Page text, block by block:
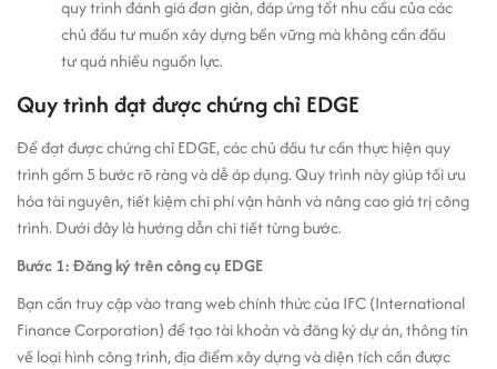
quy trình đánh giá đơn giản, đáp ứng tốt nhu cầu của các
chủ đầu tư muốn xây dựng bền vững mà không cần đầu
tư quá nhiều nguồn lực.
Quy trình đạt được chứng chỉ EDGE
Để đạt được chứng chỉ EDGE, các chủ đầu tư cần thực hiện quy
trình gồm 5 bước rõ ràng và dễ áp dụng. Quy trình này giúp tối ưu
hóa tài nguyên, tiết kiệm chi phí vận hành và nâng cao giá trị công
trình. Dưới đây là hướng dẫn chi tiết từng bước.
Bước 1: Đăng ký trên công cụ EDGE
Bạn cần truy cập vào trang web chính thức của IFC (International
Finance Corporation) để tạo tài khoản và đăng ký dự án, thông tin
về loại hình công trình, địa điểm xây dựng và diện tích cần được